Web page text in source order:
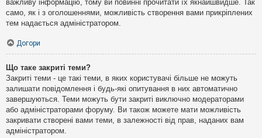
важливу інформацію, тому ви повинні прочитати їх якнайшвидше. Так
само, як і з оголошеннями, можливість створення вами прикріплених
тем надається адміністратором.
Догори
Що таке закриті теми?
Закриті теми - це такі теми, в яких користувачі більше не можуть
залишати повідомлення і будь-які опитування в них автоматично
завершуються. Теми можуть бути закриті виключно модераторами
або адміністраторами форуму. Ви також можете мати можливість
закривати створені вами теми, в залежності від прав, наданих вам
адміністратором.